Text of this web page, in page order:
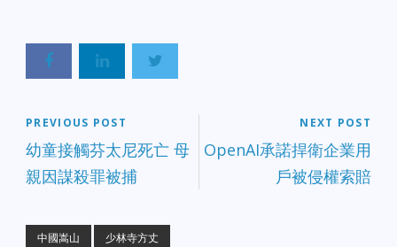
PREVIOUS POST
幼童接觸芬太尼死亡 母
親因謀殺罪被捕
NEXT POST
OpenAI承諾捍衛企業用
戶被侵權索賠
中國嵩山
少林寺方丈